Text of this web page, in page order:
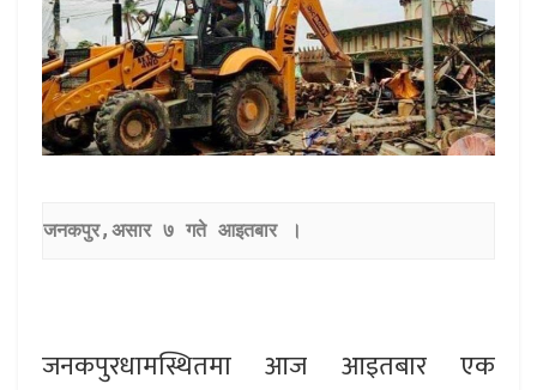
जनकपुर,असार ७ गते आइतबार ।
जनकपुरधामस्थितमा आज आइतबार एक